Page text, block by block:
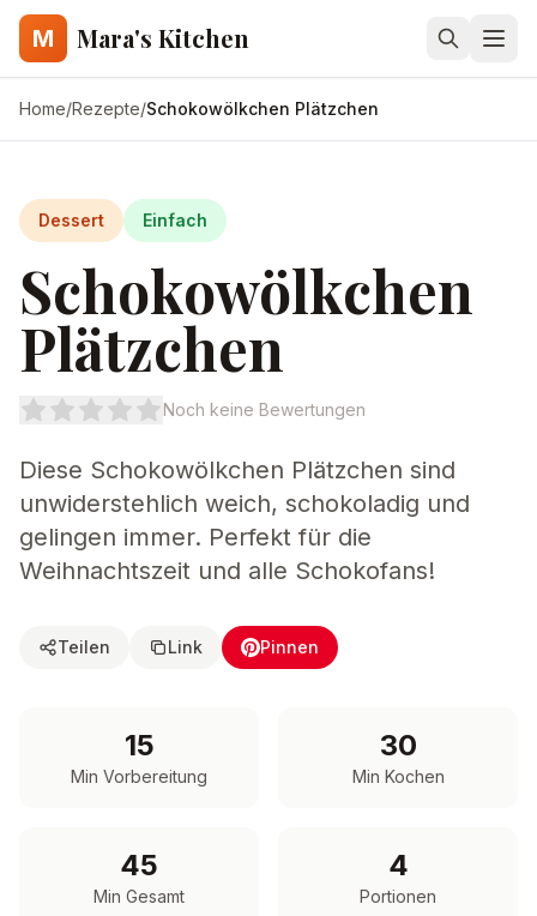
M Mara's Kitchen
Home/Rezepte/Schokowölkchen Plätzchen
Dessert Einfach
Schokowölkchen
Plätzchen
Noch keine Bewertungen
Diese Schokowölkchen Plätzchen sind
unwiderstehlich weich, schokoladig und
gelingen immer. Perfekt für die
Weihnachtszeit und alle Schokofans!
Teilen Link Pinnen
15
Min Vorbereitung
30
Min Kochen
45
Min Gesamt
4
Portionen